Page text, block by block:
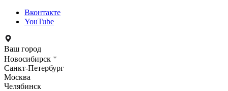
Вконтакте
YouTube
Ваш город
Новосибирск
Санкт-Петербург
Москва
Челябинск